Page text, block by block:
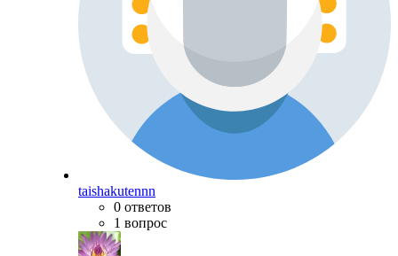
taishakutennn
0 ответов
1 вопрос